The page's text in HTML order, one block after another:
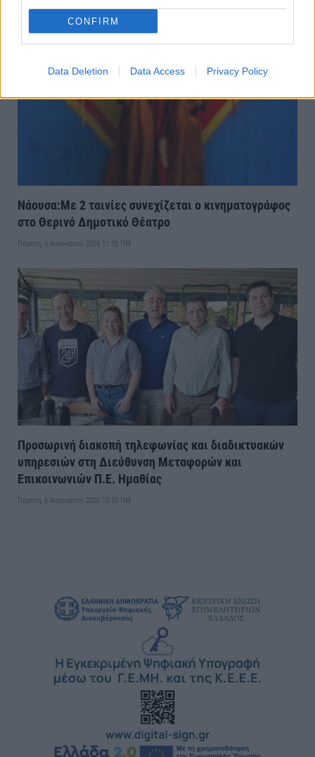
CONFIRM
Data Deletion Data Access Privacy Policy
Νάουσα:Με 2 ταινίες συνεχίζεται ο κινηματογράφος
στο Θερινό Δημοτικό Θέατρο
Πέμπτη, 6 Αυγούστου 2026 11:30 ΠΜ
Προσωρινή διακοπή τηλεφωνίας και διαδικτυακών
υπηρεσιών στη Διεύθυνση Μεταφορών και
Επικοινωνιών Π.Ε. Ημαθίας
Πέμπτη, 6 Αυγούστου 2026 10:30 ΠΜ